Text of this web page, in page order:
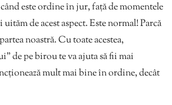
este ordine în jur, față de momentele
de acest aspect. Este normal! Parcă
noastră. Cu toate acestea,
de pe birou te va ajuta să fii mai
mult mai bine în ordine, decât